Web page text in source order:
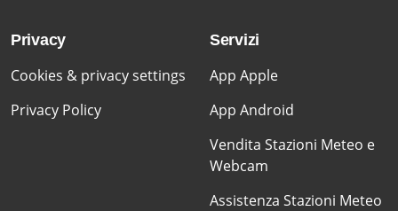
Privacy
Cookies & privacy settings
Privacy Policy
Servizi
App Apple
App Android
Vendita Stazioni Meteo e
Webcam
Assistenza Stazioni Meteo